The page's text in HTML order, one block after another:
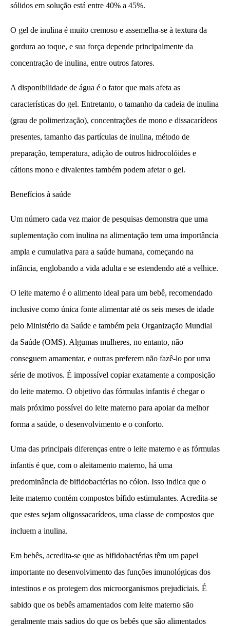
sólidos em solução está entre 40% a 45%.
O gel de inulina é muito cremoso e assemelha-se à textura da
gordura ao toque, e sua força depende principalmente da
concentração de inulina, entre outros fatores.
A disponibilidade de água é o fator que mais afeta as
características do gel. Entretanto, o tamanho da cadeia de inulina
(grau de polimerização), concentrações de mono e dissacarídeos
presentes, tamanho das partículas de inulina, método de
preparação, temperatura, adição de outros hidrocolóides e
cátions mono e divalentes também podem afetar o gel.
Benefícios à saúde
Um número cada vez maior de pesquisas demonstra que uma
suplementação com inulina na alimentação tem uma importância
ampla e cumulativa para a saúde humana, começando na
infância, englobando a vida adulta e se estendendo até a velhice.
O leite materno é o alimento ideal para um bebê, recomendado
inclusive como única fonte alimentar até os seis meses de idade
pelo Ministério da Saúde e também pela Organização Mundial
da Saúde (OMS). Algumas mulheres, no entanto, não
conseguem amamentar, e outras preferem não fazê-lo por uma
série de motivos. É impossível copiar exatamente a composição
do leite materno. O objetivo das fórmulas infantis é chegar o
mais próximo possível do leite materno para apoiar da melhor
forma a saúde, o desenvolvimento e o conforto.
Uma das principais diferenças entre o leite materno e as fórmulas
infantis é que, com o aleitamento materno, há uma
predominância de bifidobactérias no cólon. Isso indica que o
leite materno contém compostos bífido estimulantes. Acredita-se
que estes sejam oligossacarídeos, uma classe de compostos que
incluem a inulina.
Em bebês, acredita-se que as bifidobactérias têm um papel
importante no desenvolvimento das funções imunológicas dos
intestinos e os protegem dos microorganismos prejudiciais. É
sabido que os bebês amamentados com leite materno são
geralmente mais sadios do que os bebês que são alimentados